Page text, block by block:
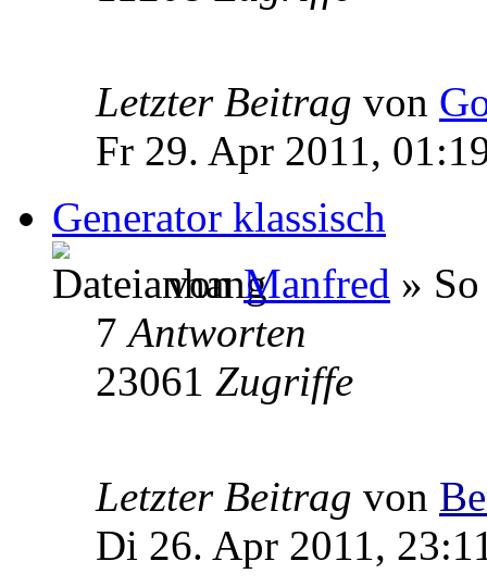
Letzter Beitrag von
Fr 29. Apr 2011,
Generator klassisch
vonManfred »
7Antworten
23061 Zugriffe
Letzter Beitrag von
Di 26. Apr 2011,